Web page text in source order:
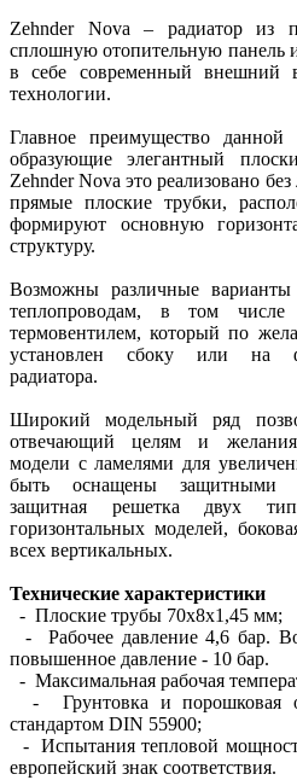
Zehnder Nova – радиатор из
сплошную отопительную панель
в себе современный внешний
технологии.
Главное преимущество
образующие элегантный
Zehnder Nova это реализовано
прямые плоские трубки,
формируют основную
структуру.
Возможны различные
теплопроводам, в том
термовентилем, который по
установлен сбоку или на
радиатора.
Широкий модельный ряд
отвечающий целям и
модели с ламелями для
быть оснащены защитными
защитная решетка двух
горизонтальных моделей,
всех вертикальных.
Технические характеристики
- Плоские трубы 70х8х1,45 мм;
- Рабочее давление 4,6 бар.
повышенное давление - 10 бар.
- Максимальная рабочая
- Грунтовка и порошковая
стандартом DIN 55900;
- Испытания тепловой
европейский знак соответствия.